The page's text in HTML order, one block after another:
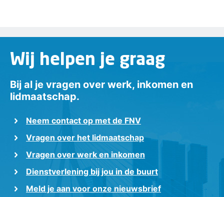
Wij helpen je graag
Bij al je vragen over werk, inkomen en
lidmaatschap.
Neem contact op met de FNV
Vragen over het lidmaatschap
Vragen over werk en inkomen
Dienstverlening bij jou in de buurt
Meld je aan voor onze nieuwsbrief